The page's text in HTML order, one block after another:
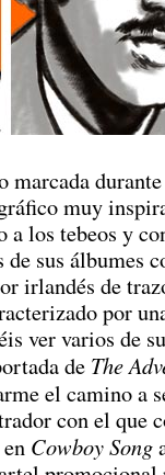
muy
los tebeos y
sus álbumes
irlandés de
por
ver varios de
de The
el camino a
con el que
Cowboy Song